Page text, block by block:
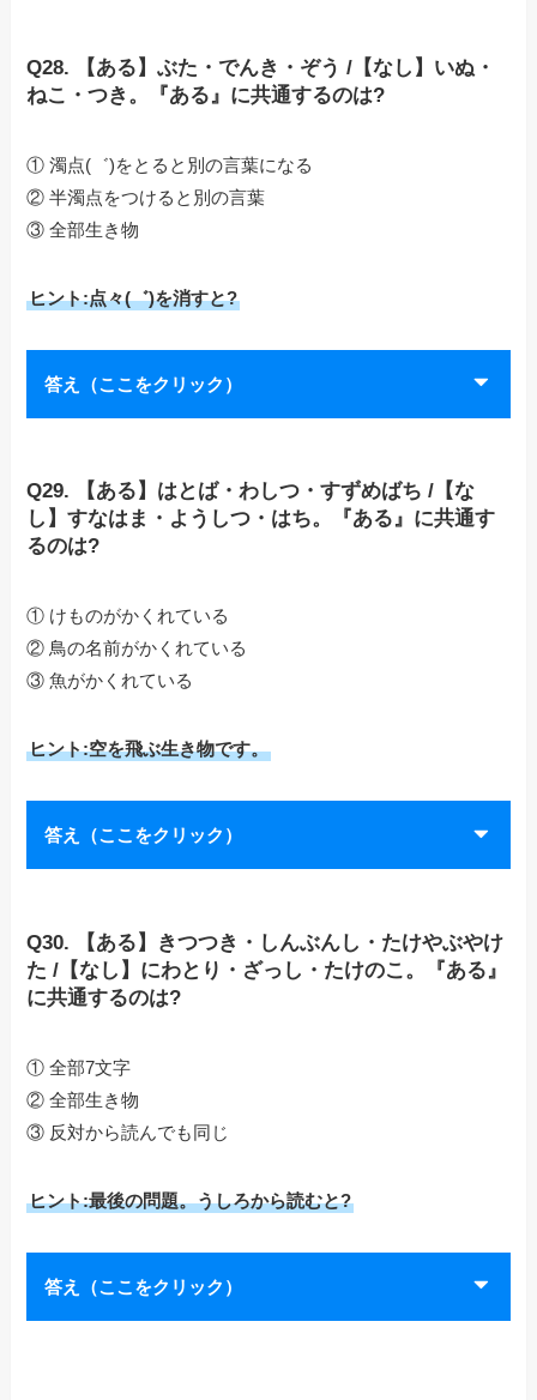
Q28. 【ある】ぶた・でんき・ぞう /【なし】いぬ・
ねこ・つき。『ある』に共通するのは?
① 濁点(゛)をとると別の言葉になる
② 半濁点をつけると別の言葉
③ 全部生き物
ヒント:点々(゛)を消すと?
答え（ここをクリック）
Q29. 【ある】はとば・わしつ・すずめばち /【な
し】すなはま・ようしつ・はち。『ある』に共通す
るのは?
① けものがかくれている
② 鳥の名前がかくれている
③ 魚がかくれている
ヒント:空を飛ぶ生き物です。
答え（ここをクリック）
Q30. 【ある】きつつき・しんぶんし・たけやぶやけ
た /【なし】にわとり・ざっし・たけのこ。『ある』
に共通するのは?
① 全部7文字
② 全部生き物
③ 反対から読んでも同じ
ヒント:最後の問題。うしろから読むと?
答え（ここをクリック）